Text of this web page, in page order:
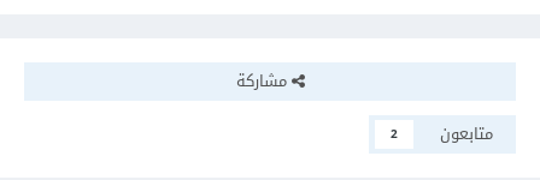
مشاركة
متابعون
2